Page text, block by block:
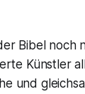
Bibel noch
Künstler
und